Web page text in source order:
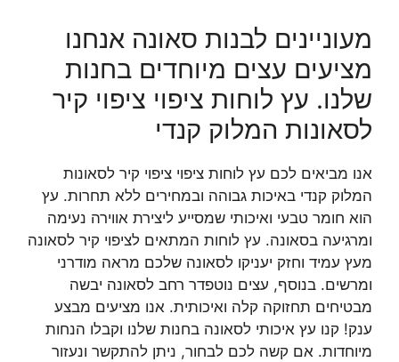
מעוניינים לבנות סאונה אנחנו
מציעים עצים מיוחדים בחנות
שלנו. עץ לוחות ציפוי ציפוי קיר
לסאונות המלוק קנדי
אנו מביאים לכם עץ לוחות ציפוי ציפוי קיר לסאונות
המלוק קנדי באיכות גבוהה ובמחירים ללא תחרות. עץ
הוא חומר טבעי ואיכותי שמסייע ליצירת אווירה נעימה
ומרגיעה בסאונה. עץ לוחות המתאים לציפוי קיר לסאונה
מעץ עמיד וחזק יעניקו לסאונה שלכם מראה מודרני
ומרשים. בנוסף, עצים נוטפדר רחב לסאונה יבשה
מבטיחים תחזוקה קלה ואיכותית. אנו מציעים מבצע
ענק! קנו עץ איכותי לסאונה בחנות שלנו וקבלו הנחות
מיוחדות. אם קשה לכם לבחור, ניתן להתקשר ונעזור